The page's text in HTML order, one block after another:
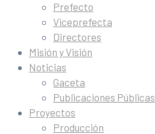
Prefecto
Viceprefecta
Directores
Misión y Visión
Noticias
Gaceta
Publicaciones Públicas
Proyectos
Producción